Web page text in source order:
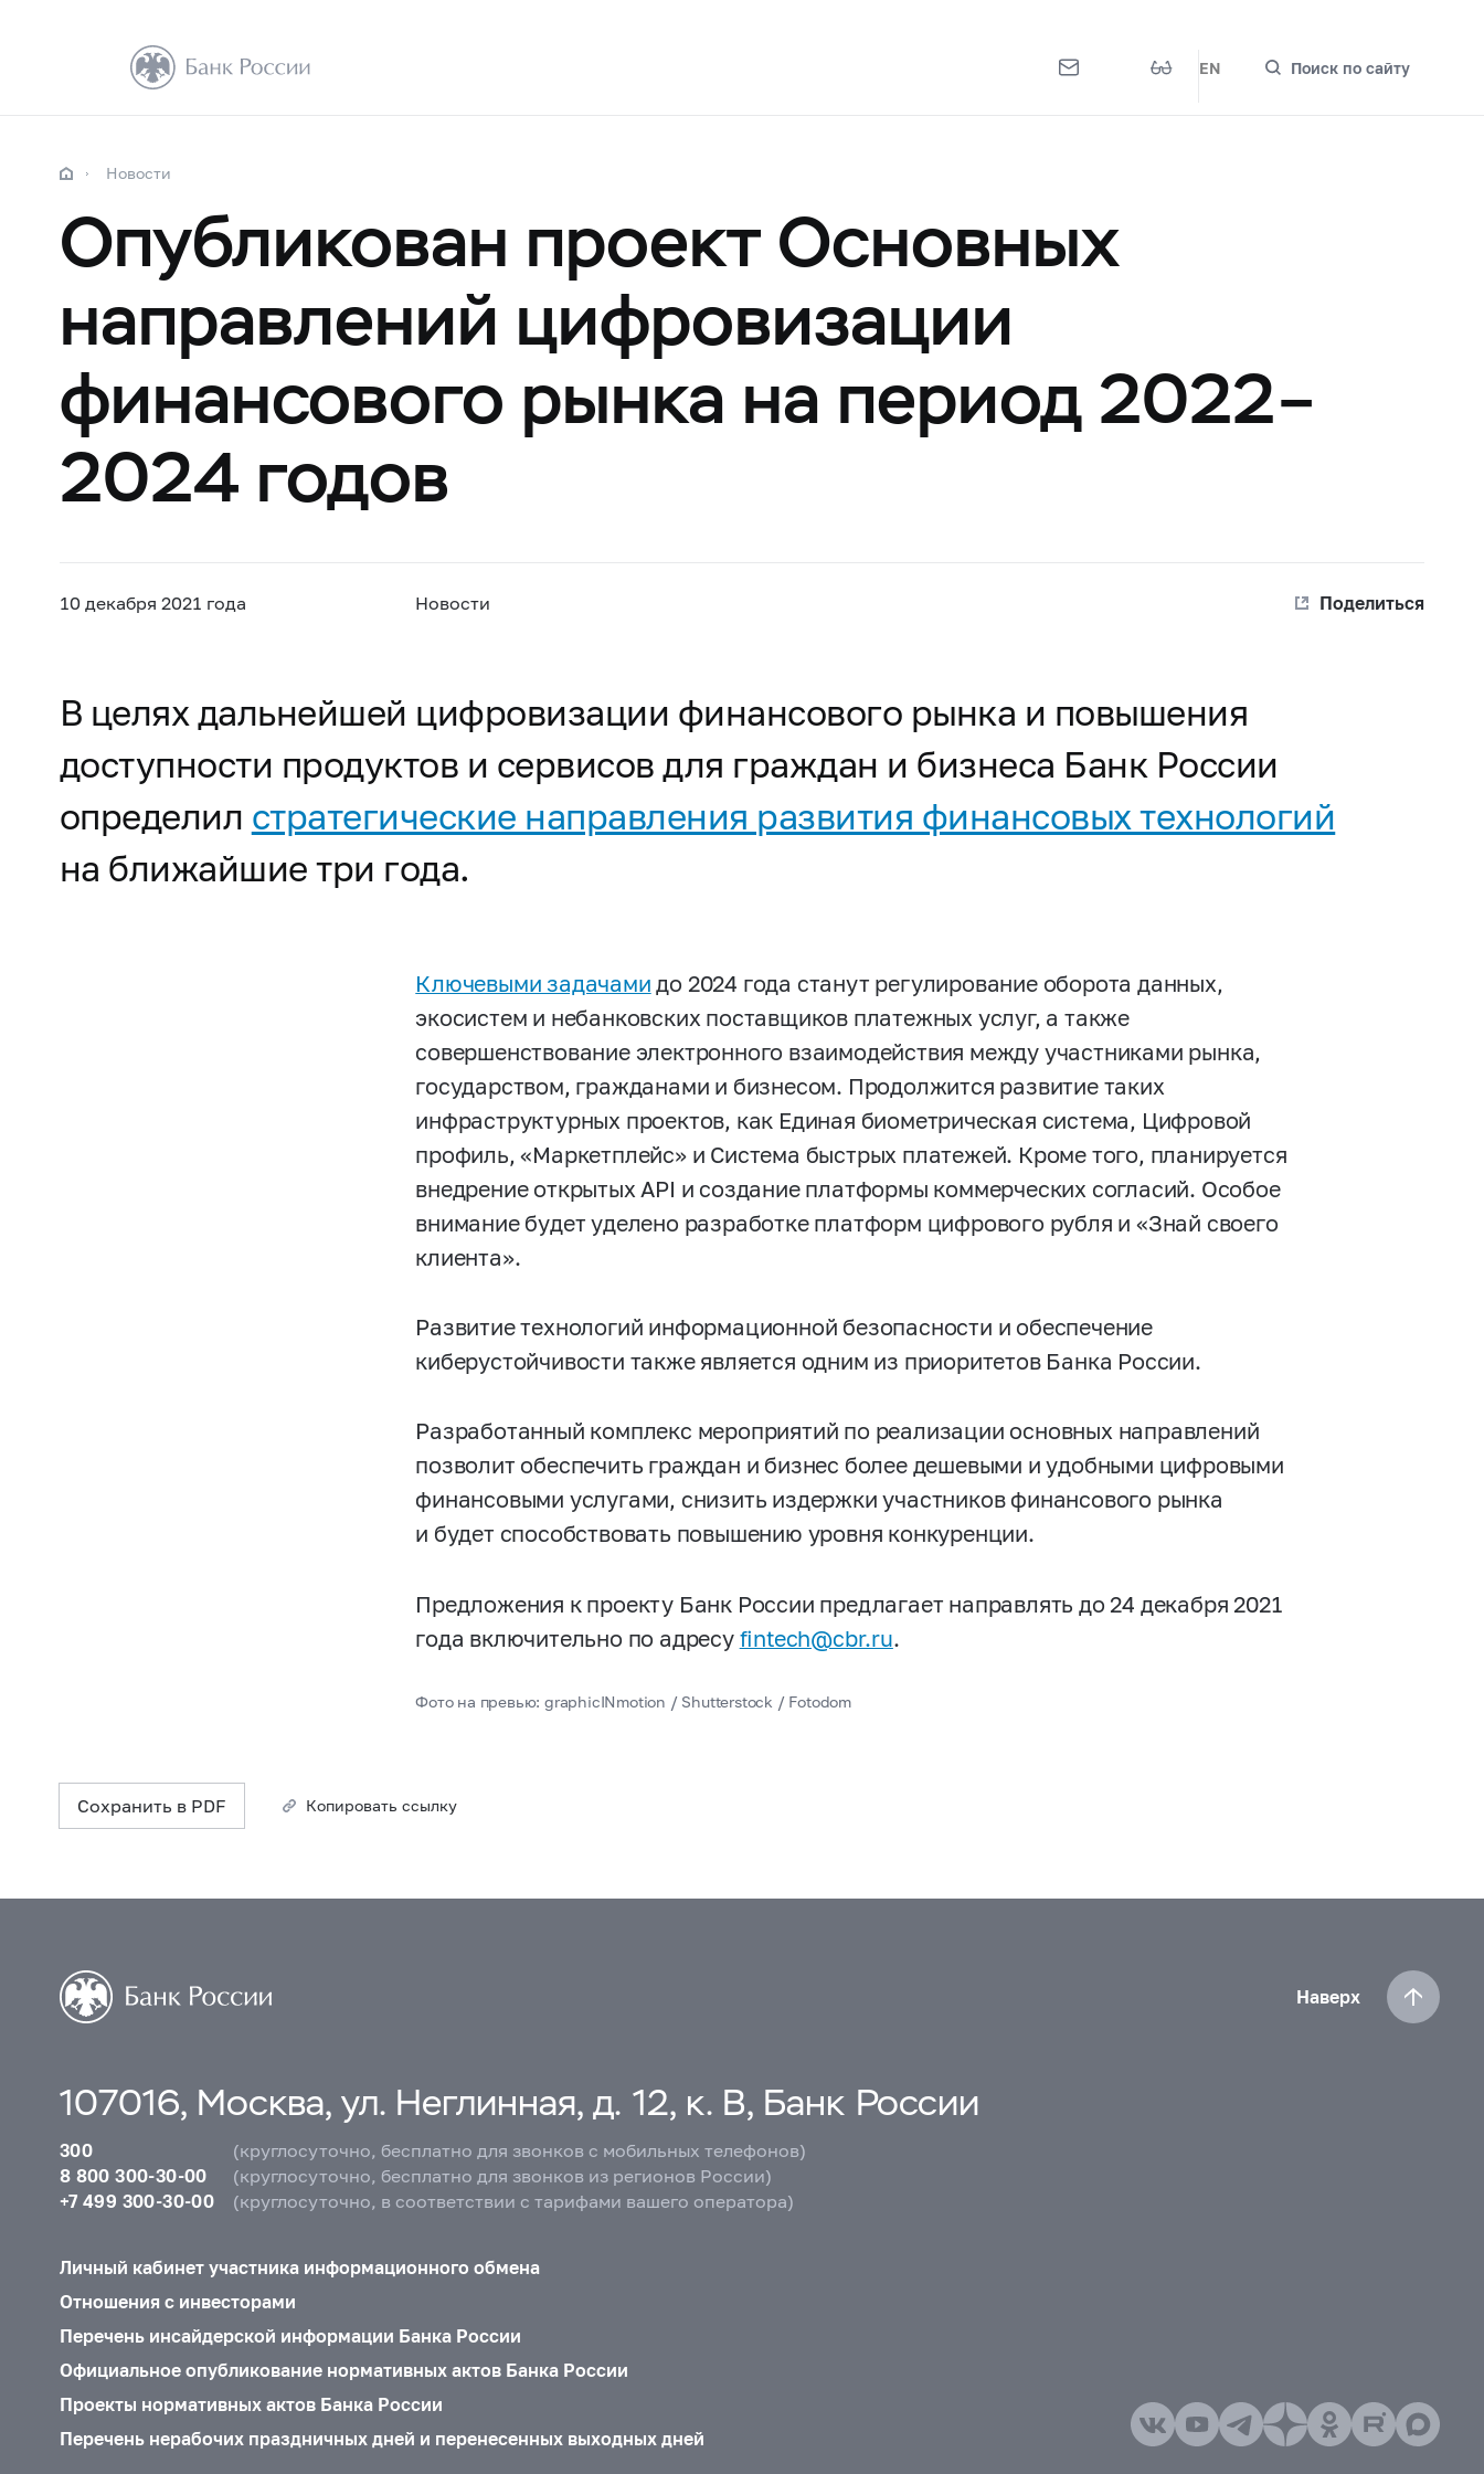
EN Поиск по сайту
Новости
Опубликован проект Основных
направлений цифровизации
финансового рынка на период 2022–
2024 годов
10 декабря 2021 года Новости Поделиться
В целях дальнейшей цифровизации финансового рынка и повышения
доступности продуктов и сервисов для граждан и бизнеса Банк России
определил стратегические направления развития финансовых технологий
на ближайшие три года.
Ключевыми задачами до 2024 года станут регулирование оборота данных,
экосистем и небанковских поставщиков платежных услуг, а также
совершенствование электронного взаимодействия между участниками рынка,
государством, гражданами и бизнесом. Продолжится развитие таких
инфраструктурных проектов, как Единая биометрическая система, Цифровой
профиль, «Маркетплейс» и Система быстрых платежей. Кроме того, планируется
внедрение открытых API и создание платформы коммерческих согласий. Особое
внимание будет уделено разработке платформ цифрового рубля и «Знай своего
клиента».
Развитие технологий информационной безопасности и обеспечение
киберустойчивости также является одним из приоритетов Банка России.
Разработанный комплекс мероприятий по реализации основных направлений
позволит обеспечить граждан и бизнес более дешевыми и удобными цифровыми
финансовыми услугами, снизить издержки участников финансового рынка
и будет способствовать повышению уровня конкуренции.
Предложения к проекту Банк России предлагает направлять до 24 декабря 2021
года включительно по адресу fintech@cbr.ru.
Фото на превью: graphicINmotion / Shutterstock / Fotodom
Сохранить в PDF Копировать ссылку
Наверх
107016, Москва, ул. Неглинная, д. 12, к. В, Банк России
300
(круглосуточно, бесплатно для звонков с мобильных телефонов)
8 800 300-30-00
(круглосуточно, бесплатно для звонков из регионов России)
+7 499 300-30-00
(круглосуточно, в соответствии с тарифами вашего оператора)
Личный кабинет участника информационного обмена
Отношения с инвесторами
Перечень инсайдерской информации Банка России
Официальное опубликование нормативных актов Банка России
Проекты нормативных актов Банка России
Перечень нерабочих праздничных дней и перенесенных выходных дней